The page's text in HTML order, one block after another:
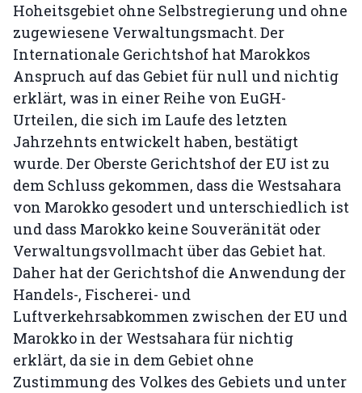
Hoheitsgebiet ohne Selbstregierung und ohne
zugewiesene Verwaltungsmacht. Der
Internationale Gerichtshof hat Marokkos
Anspruch auf das Gebiet für null und nichtig
erklärt, was in einer Reihe von EuGH-
Urteilen, die sich im Laufe des letzten
Jahrzehnts entwickelt haben, bestätigt
wurde. Der Oberste Gerichtshof der EU ist zu
dem Schluss gekommen, dass die Westsahara
von Marokko gesodert und unterschiedlich ist
und dass Marokko keine Souveränität oder
Verwaltungsvollmacht über das Gebiet hat.
Daher hat der Gerichtshof die Anwendung der
Handels-, Fischerei- und
Luftverkehrsabkommen zwischen der EU und
Marokko in der Westsahara für nichtig
erklärt, da sie in dem Gebiet ohne
Zustimmung des Volkes des Gebiets und unter